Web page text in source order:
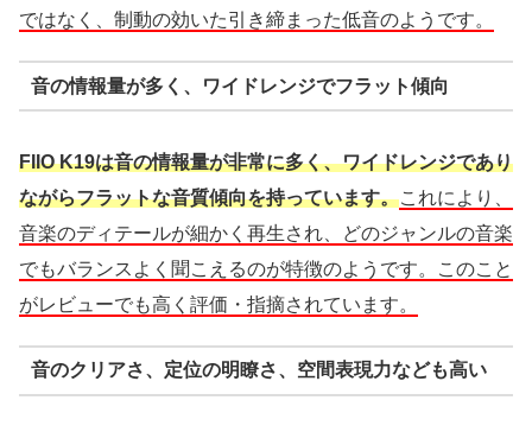
ではなく、制動の効いた引き締まった低音のようです。
音の情報量が多く、ワイドレンジでフラット傾向
FIIO K19は音の情報量が非常に多く、ワイドレンジであり
ながらフラットな音質傾向を持っています。これにより、
音楽のディテールが細かく再生され、どのジャンルの音楽
でもバランスよく聞こえるのが特徴のようです。このこと
がレビューでも高く評価・指摘されています。
音のクリアさ、定位の明瞭さ、空間表現力なども高い